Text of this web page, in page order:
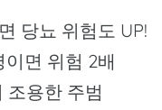
당뇨 위험도 UP!
면 위험 2배
조용한 주범